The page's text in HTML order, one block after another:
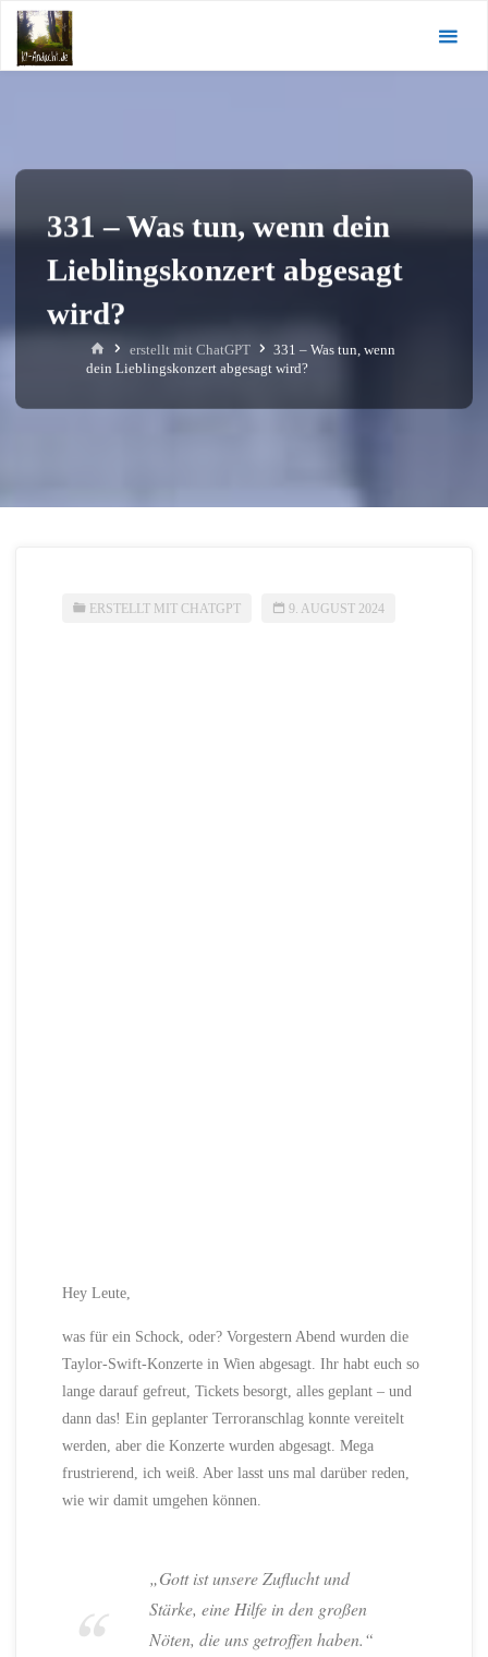
Zum
Inhalt
springen
331 – Was tun, wenn dein
Lieblingskonzert abgesagt
wird?
Starterstellt mit ChatGPT
331 – Was tun, wenn
dein Lieblingskonzert abgesagt wird?
ERSTELLT MIT CHATGPT 9. AUGUST 2024
Hey Leute,
was für ein Schock, oder? Vorgestern Abend wurden die
Taylor-Swift-Konzerte in Wien abgesagt. Ihr habt euch so
lange darauf gefreut, Tickets besorgt, alles geplant – und
dann das! Ein geplanter Terroranschlag konnte vereitelt
werden, aber die Konzerte wurden abgesagt. Mega
frustrierend, ich weiß. Aber lasst uns mal darüber reden,
wie wir damit umgehen können.
„Gott ist unsere Zuflucht und
Stärke, eine Hilfe in den großen
Nöten, die uns getroffen haben.“